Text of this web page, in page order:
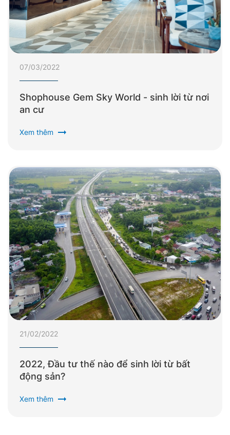
07/03/2022
Shophouse Gem Sky World - sinh lời từ nơi
an cư
Xem thêm arrow_right_alt
21/02/2022
2022, Đầu tư thế nào để sinh lời từ bất
động sản?
Xem thêm arrow_right_alt